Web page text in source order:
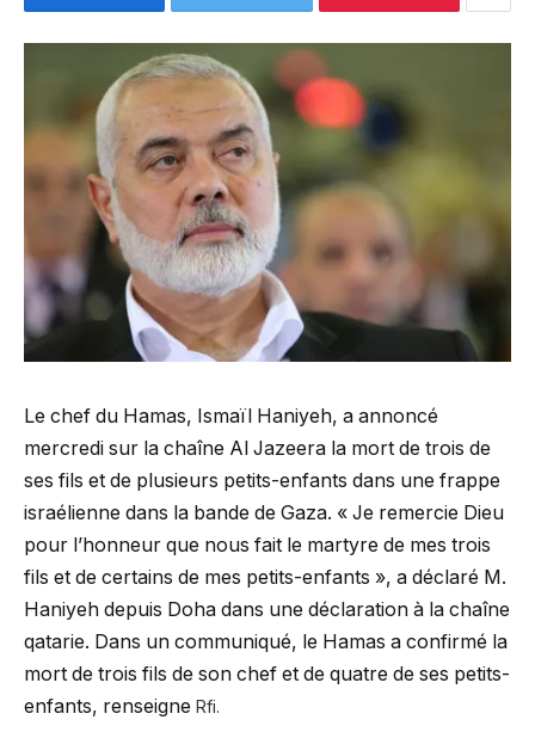
Le chef du Hamas, Ismaïl Haniyeh, a annoncé
mercredi sur la chaîne Al Jazeera la mort de trois de
ses fils et de plusieurs petits-enfants dans une frappe
israélienne dans la bande de Gaza. « Je remercie Dieu
pour l’honneur que nous fait le martyre de mes trois
fils et de certains de mes petits-enfants », a déclaré M.
Haniyeh depuis Doha dans une déclaration à la chaîne
qatarie. Dans un communiqué, le Hamas a confirmé la
mort de trois fils de son chef et de quatre de ses petits-
enfants, renseigne Rfi.